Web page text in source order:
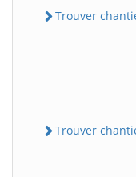
Trouver
Trouver